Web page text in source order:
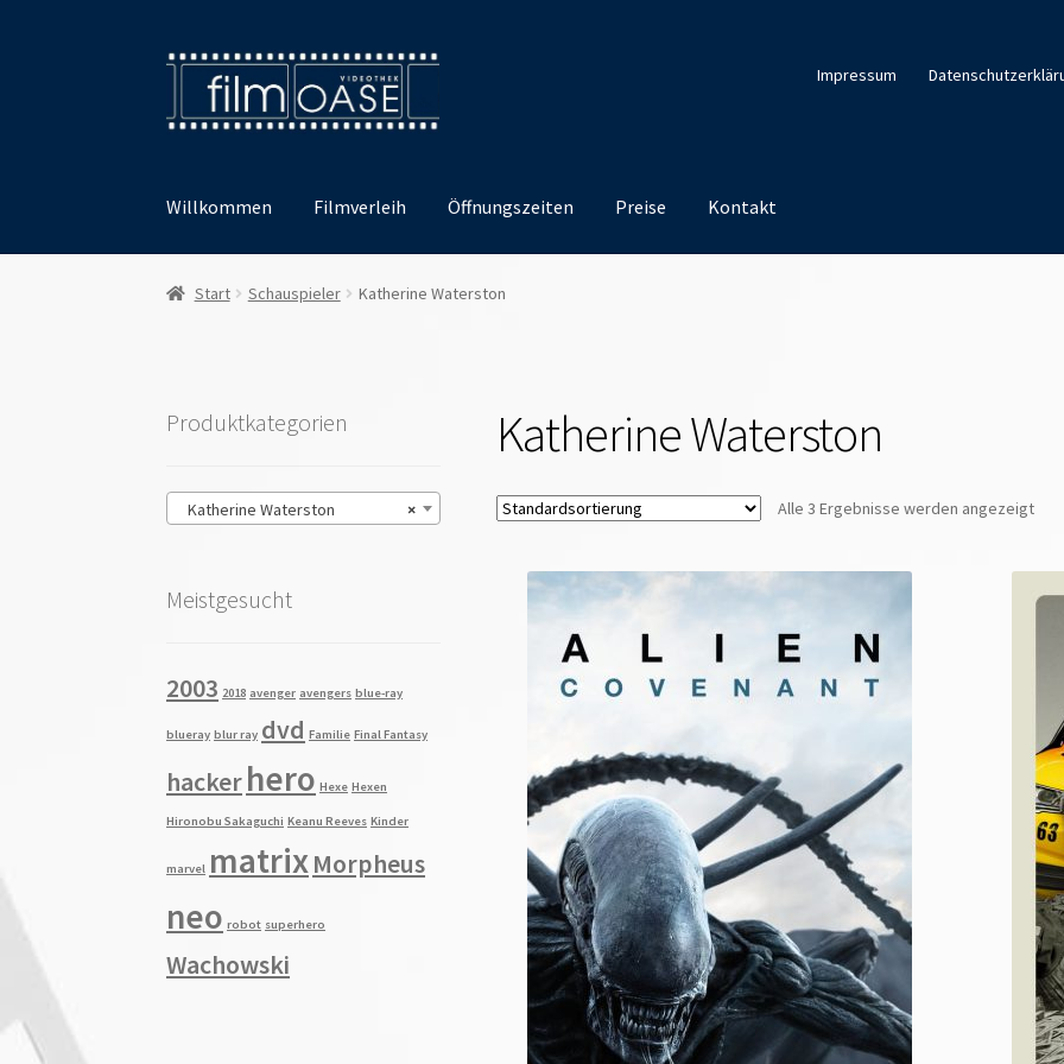
Zur
Navigation
springen
Zum
Inhalt
springen
Impressum
Willkommen Filmverleih Öffnungszeiten Preise Kontakt
Start Schauspieler Katherine Waterston
Katherine Waterston
Alle 3 Ergebnisse werden angezeigt
Produktkategorien
×
Katherine Waterston
Meistgesucht
2003 2018 avenger avengers blue-ray
blueray blur ray dvd Familie Final Fantasy
hackerhero Hexe Hexen
Hironobu Sakaguchi Keanu Reeves Kinder
marvel matrixMorpheus
neo robot superhero
Wachowski